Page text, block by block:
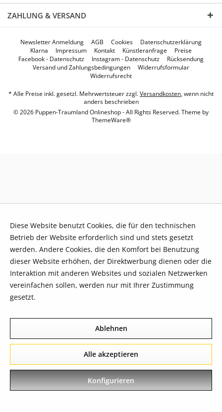
ZAHLUNG & VERSAND
Newsletter Anmeldung AGB Cookies
Datenschutzerklärung
Klarna
Impressum Kontakt Künstleranfrage
Preise
Facebook - Datenschutz
Instagram - Datenschutz
Rücksendung
Versand und Zahlungsbedingungen
Widerrufsformular
Widerrufsrecht
* Alle Preise inkl. gesetzl. Mehrwertsteuer zzgl.Versandkosten, wenn nicht
anders beschrieben
© 2026 Puppen-Traumland Onlineshop - All Rights Reserved. Theme by
ThemeWare®
Diese Website benutzt Cookies, die für den technischen
Betrieb der Website erforderlich sind und stets gesetzt
werden. Andere Cookies, die den Komfort bei Benutzung
dieser Website erhöhen, der Direktwerbung dienen oder die
Interaktion mit anderen Websites und sozialen Netzwerken
vereinfachen sollen, werden nur mit Ihrer Zustimmung
gesetzt.
Ablehnen
Alle akzeptieren
Konfigurieren